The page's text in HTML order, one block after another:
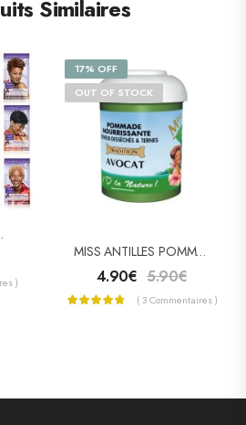
Similaires
INTENSE »
)
17% OFF
OUT OF STOCK
MISS ANTILLES POMMADE CAPILLAIRE À L’AVOCAT 125ML
4.90€ 5.90€
( 3 Commentaires )